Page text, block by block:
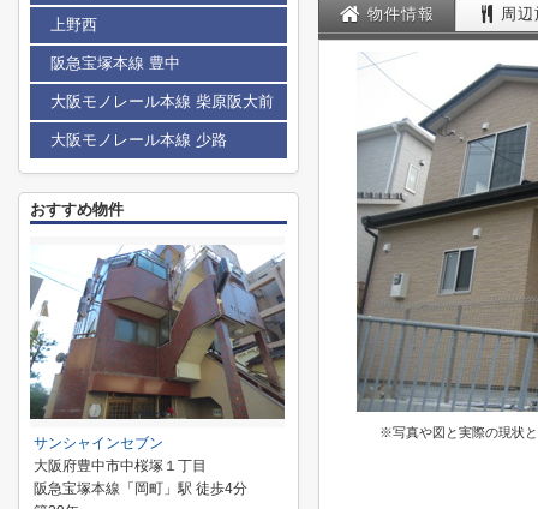
物件情報 周
※写真や図と実際の現状
上野西
阪急宝塚本線 豊中
大阪モノレール本線 柴原阪大前
大阪モノレール本線 少路
おすすめ物件
サンシャインセブン
大阪府豊中市中桜塚１丁目
阪急宝塚本線「岡町」駅 徒歩4分